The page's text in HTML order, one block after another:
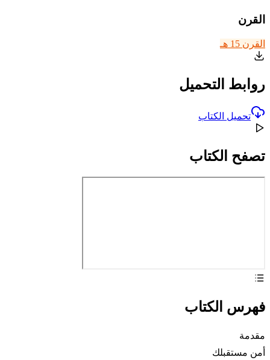
القرن
القرن 15 هـ
روابط التحميل
تحميل الكتاب
تصفح الكتاب
فهرس الكتاب
مقدمة
أمن مستقبلك